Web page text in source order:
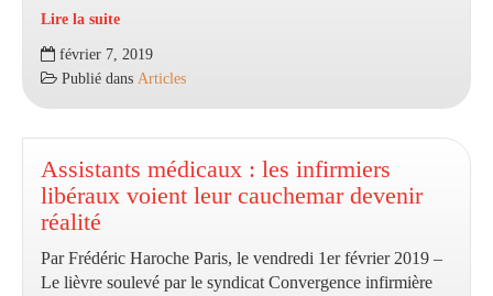
recule
Lire la suite
médicaux
:
les
syndicats
claquent
la
porte
!
février 7, 2019
Publié dans Articles
Assistants médicaux : les infirmiers
libéraux voient leur cauchemar devenir
réalité
Par Frédéric Haroche Paris, le vendredi 1er février 2019 –
Le lièvre soulevé par le syndicat Convergence infirmière